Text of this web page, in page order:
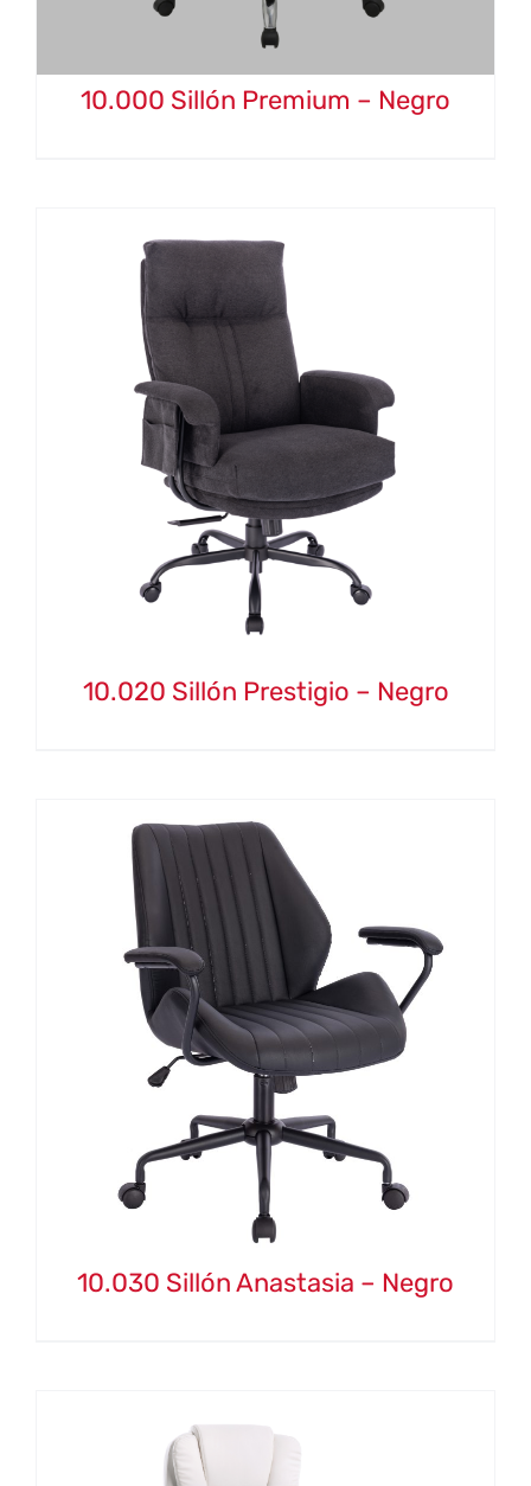
10.000 Sillón Premium – Negro
10.020 Sillón Prestigio – Negro
10.030 Sillón Anastasia – Negro